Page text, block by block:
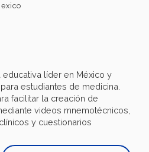
líder en México y
estudiantes de medicina.
facilitar la creación de
videos mnemotécnicos,
y cuestionarios